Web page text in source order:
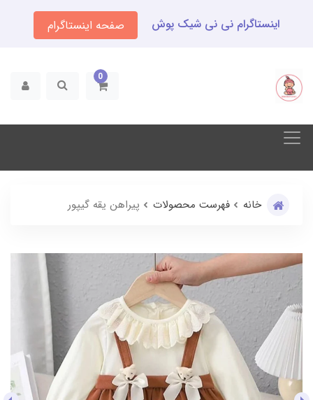
اینستاگرام نی نی شیک پوش صفحه اینستاگرام
0
خانه فهرست محصولات پیراهن یقه گیپور